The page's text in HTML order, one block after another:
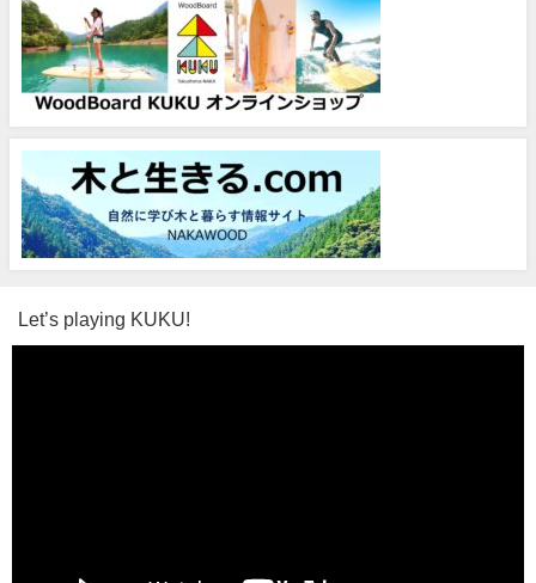
Let’s playing KUKU!